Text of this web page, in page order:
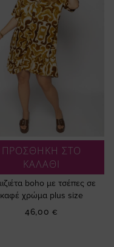
ΠΡΟΣΘΗΚΗ ΣΤΟ
ΚΑΛΑΘΙ
boho με τσέπες σε
καφέ χρώμα plus size
46,00 €